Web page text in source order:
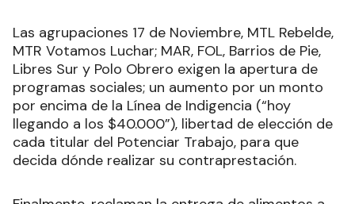
Las agrupaciones 17 de Noviembre, MTL Rebelde,
MTR Votamos Luchar; MAR, FOL, Barrios de Pie,
Libres Sur y Polo Obrero exigen la apertura de
programas sociales; un aumento por un monto
por encima de la Línea de Indigencia (“hoy
llegando a los $40.000”), libertad de elección de
cada titular del Potenciar Trabajo, para que
decida dónde realizar su contraprestación.